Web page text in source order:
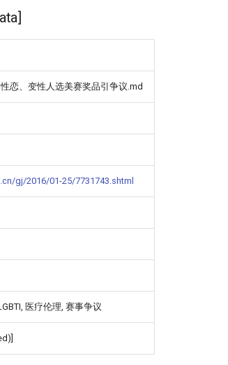
恋、变性人选美赛奖品引争议.md
gj/2016/01-25/7731743.shtml
医疗伦理, 赛事争议